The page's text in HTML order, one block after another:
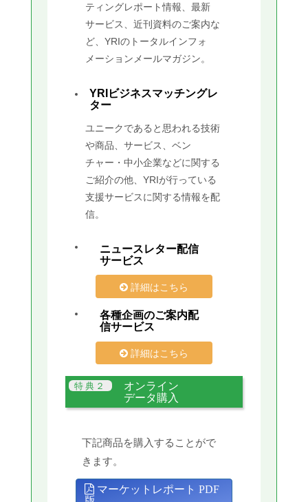
ティングレポート情報、最新
サービス、近刊資料のご案内な
ど、YRIのトータルインフォ
メーションメールマガジン。
YRIビジネスマッチングレ
ター
ユニークであると思われる技術
や商品、サービス、ベン
チャー・中小企業などに関する
ご紹介の他、YRIが行っている
支援サービスに関する情報を配
信。
ニュースレター配信
サービス
詳細はこちら
各種企画のご案内配
信サービス
詳細はこちら
オンライン
データ購入
下記商品を購入することがで
きます。
マーケットレポート PDF